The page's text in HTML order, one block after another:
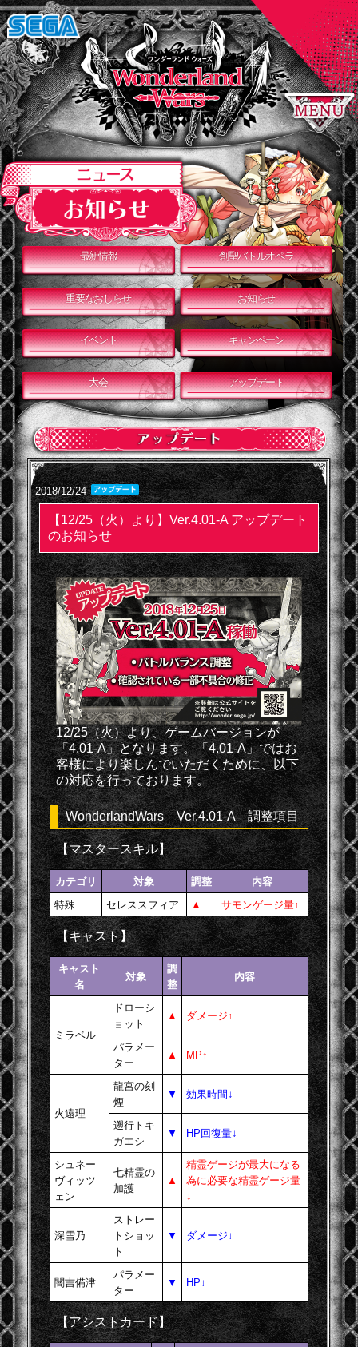
最新情報 創聖バトルオペラ
重要なおしらせ お知らせ
イベント キャンペーン
大会 アップデート
2018/12/24
【12/25（火）より】Ver.4.01-A アップデート
のお知らせ
12/25（火）より、ゲームバージョンが
「4.01-A」となります。「4.01-A」ではお
客様により楽しんでいただくために、以下
の対応を行っております。
WonderlandWars Ver.4.01-A 調整項目
【マスタースキル】
カテゴリ 対象 調整
内容
特殊
セレススフィア ▲ サモンゲージ量↑
【キャスト】
キャスト
名
対象
調
整
内容
ミラベル
ドローシ
ョット
▲ ダメージ↑
パラメー
ター
▲ MP↑
火遠理
龍宮の刻
煙
▼ 効果時間↓
遡行トキ
ガエシ
▼ HP回復量↓
シュネー
ヴィッツ
ェン
七精霊の
加護
▲
精霊ゲージが最大になる
為に必要な精霊ゲージ量
↓
深雪乃
ストレー
トショッ
ト
▼ ダメージ↓
闇吉備津
パラメー
ター
▼ HP↓
【アシストカード】